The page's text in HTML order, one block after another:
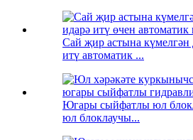
Сай җир астына күмелгән
итү автоматик ...
Югары сыйфатлы юл
юл блоклаучы...